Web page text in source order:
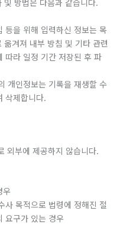
방법은 다음과 같습니다.
등을 위해 입력하신 정보는 목
겨져 내부 방침 및 기타 관련
따라 일정 기간 저장된 후 파
개인정보는 기록을 재생할 수
삭제합니다.
외부에 제공하지 않습니다.
우
사 목적으로 법령에 정해진 절
요구가 있는 경우